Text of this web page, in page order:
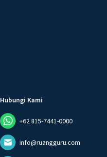
Hubungi Kami
+62 815-7441-0000
info@ruangguru.com